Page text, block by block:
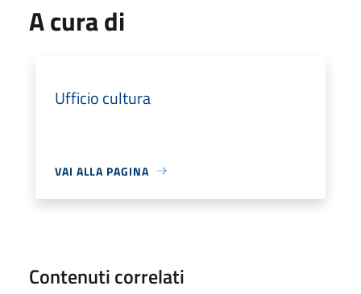
A cura di
Ufficio cultura
VAI ALLA PAGINA
Contenuti correlati